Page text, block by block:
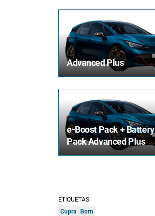
Advanced Plus
e-Boost Pack + Battery
Pack Advanced Plus
ETIQUETAS:
Cupra
Born